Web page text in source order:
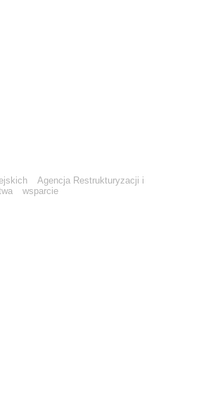
Agencja Restrukturyzacji i
wsparcie